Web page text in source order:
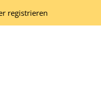
registrieren